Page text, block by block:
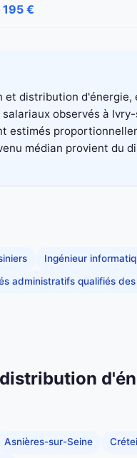
195 €
distribution d'énergie,
observés à
estimés
médian provient du
Ingénieur
administratifs qualifiés
Asnières-sur-Seine